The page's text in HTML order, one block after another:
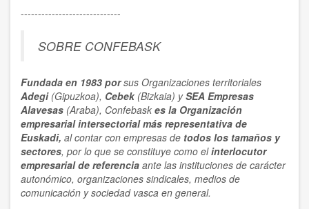
-----------------------------
SOBRE CONFEBASK
Fundada en 1983 porsus Organizaciones territoriales
Adegi (Gipuzkoa), Cebek(Bizkaia) ySEA Empresas
Alavesas (Araba), Confebask es la Organización
empresarial intersectorial más representativa de
Euskadi, al contar con empresas de todos los tamaños y
sectores, por lo que se constituye como elinterlocutor
empresarial de referencia ante las instituciones de carácter
autonómico, organizaciones sindicales, medios de
comunicación y sociedad vasca en general.